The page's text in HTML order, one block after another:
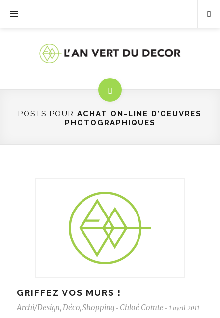
POSTS POUR ACHAT ON-LINE D’OEUVRES
PHOTOGRAPHIQUES
GRIFFEZ VOS MURS !
Archi/Design, Déco, Shopping - Chloé Comte - 1 avril 2011